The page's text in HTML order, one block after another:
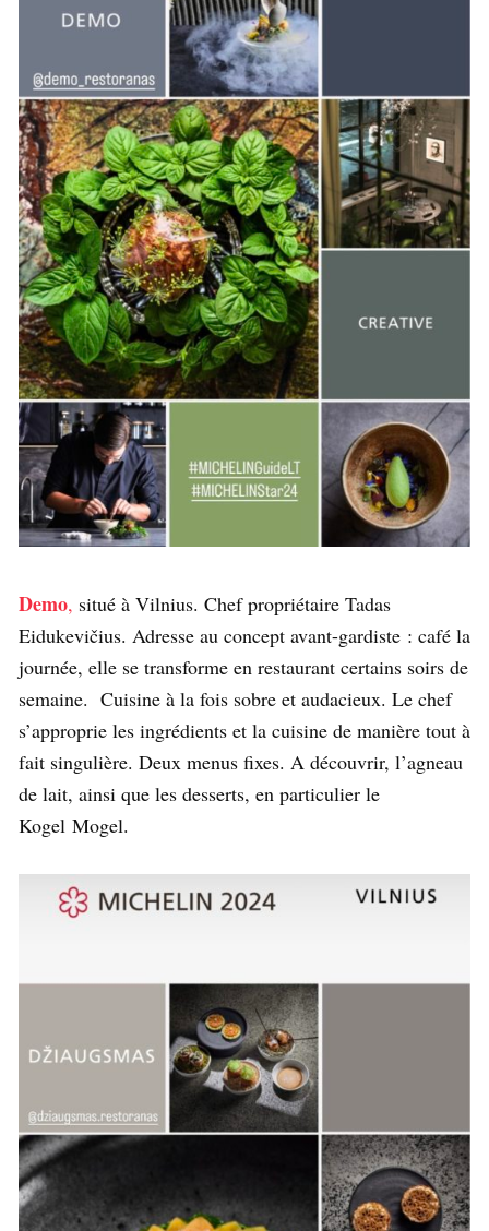
Demo, situé à Vilnius. Chef propriétaire Tadas
Eidukevičius. Adresse au concept avant-gardiste : café la
journée, elle se transforme en restaurant certains soirs de
semaine. Cuisine à la fois sobre et audacieux. Le chef
s’approprie les ingrédients et la cuisine de manière tout à
fait singulière. Deux menus fixes. A découvrir, l’agneau
de lait, ainsi que les desserts, en particulier le
Kogel Mogel.